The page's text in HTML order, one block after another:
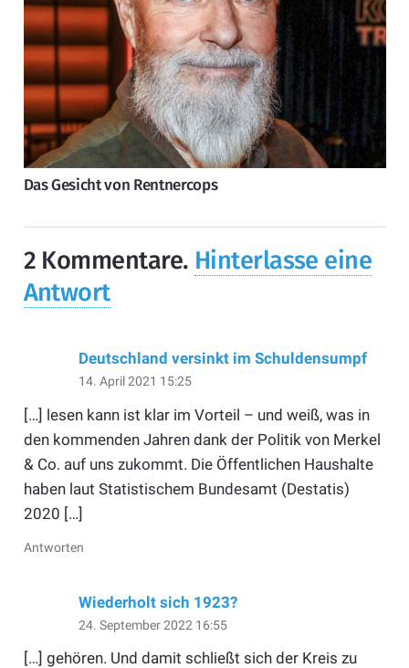
Das Gesicht von Rentnercops
2 Kommentare. Hinterlasse eine
Antwort
Deutschland versinkt im Schuldensumpf
14. April 2021 15:25
[…] lesen kann ist klar im Vorteil – und weiß, was in
den kommenden Jahren dank der Politik von Merkel
& Co. auf uns zukommt. Die Öffentlichen Haushalte
haben laut Statistischem Bundesamt (Destatis)
2020 […]
Antworten
Wiederholt sich 1923?
24. September 2022 16:55
[…] gehören. Und damit schließt sich der Kreis zu